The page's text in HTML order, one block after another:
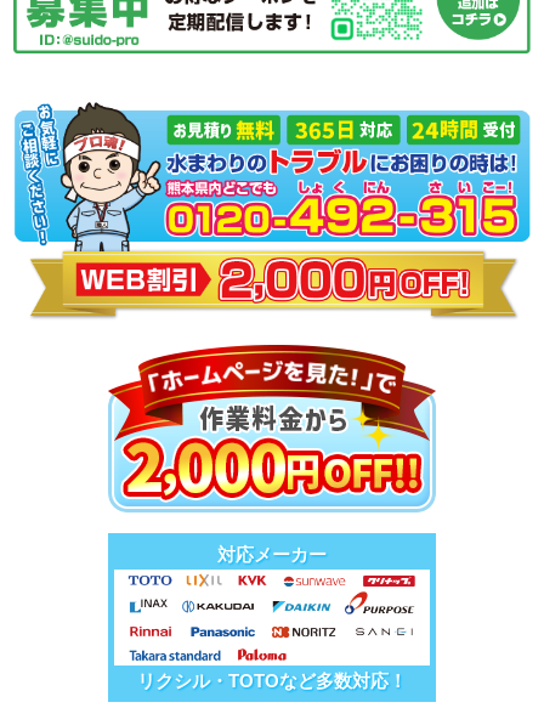
対応メーカー
リクシル・TOTOなど多数対応！